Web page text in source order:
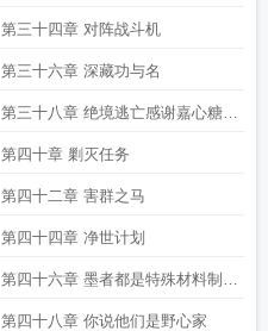
第三十四章 对阵战斗机
第三十六章 深藏功与名
第三十八章 绝境逃亡感谢嘉心糖七
点分糖打赏的5000起点币
第四十章 剿灭任务
第四十二章 害群之马
第四十四章 净世计划
第四十六章 墨者都是特殊材料制作
的
第四十八章 你说他们是野心家